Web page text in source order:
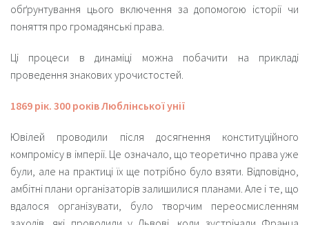
обґрунтування цього включення за допомогою історії чи
поняття про громадянські права.
Ці процеси в динаміці можна побачити на прикладі
проведення знакових урочистостей.
1869 рік. 300 років Люблінської унії
Ювілей проводили після досягнення конституційного
компромісу в імперії. Це означало, що теоретично права уже
були, але на практиці їх ще потрібно було взяти. Відповідно,
амбітні плани організаторів залишилися планами. Але і те, що
вдалося організувати, було творчим переосмисленням